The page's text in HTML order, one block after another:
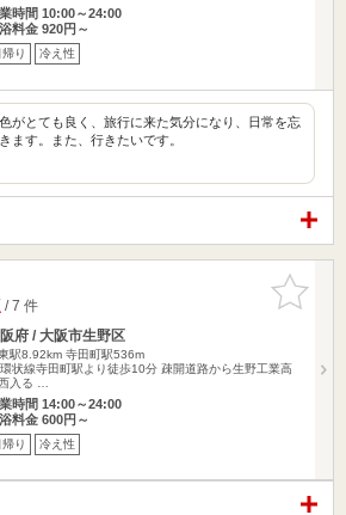
時間 10:00～24:00
料金 920円～
帰り 冷え性
がとても良く、旅行に来た気分になり、日常を忘
ます。また、行きたいです。
お気に入
りに追加
/ 7 件
府 / 大阪市生野区
駅8.92km 寺田町駅536m
状線寺田町駅より徒歩10分 疎開道路から生野工業高
入る …
時間 14:00～24:00
料金 600円～
帰り 冷え性